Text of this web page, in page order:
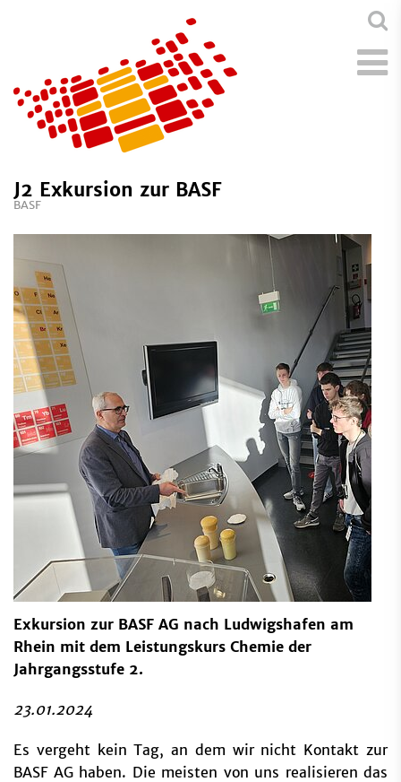
J2 Exkursion zur BASF
BASF
Exkursion zur BASF AG nach Ludwigshafen am
Rhein mit dem Leistungskurs Chemie der
Jahrgangsstufe 2.
23.01.2024
Es vergeht kein Tag, an dem wir nicht Kontakt zur
BASF AG haben. Die meisten von uns realisieren das